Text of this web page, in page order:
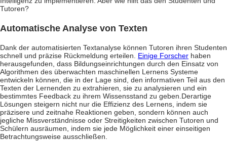
Tutoren?
Automatische Analyse von Texten
Dank der automatisierten Textanalyse können Tutoren ihren Studenten
schnell und präzise Rückmeldung erteilen. Einige Forscher haben
herausgefunden, dass Bildungseinrichtungen durch den Einsatz von
Algorithmen des überwachten maschinellen Lernens Systeme
entwickeln können, die in der Lage sind, den informativen Teil aus den
Texten der Lernenden zu extrahieren, sie zu analysieren und ein
bestimmtes Feedback zu ihrem Wissensstand zu geben. Derartige
Lösungen steigern nicht nur die Effizienz des Lernens, indem sie
präzisere und zeitnahe Reaktionen geben, sondern können auch
jegliche Missverständnisse oder Streitigkeiten zwischen Tutoren und
Schülern ausräumen, indem sie jede Möglichkeit einer einseitigen
Betrachtungsweise ausschließen.